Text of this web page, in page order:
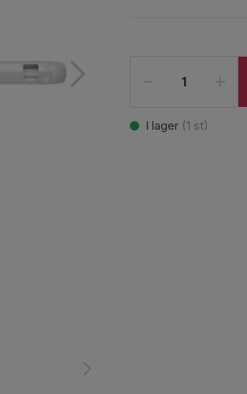
I lager (1 st)